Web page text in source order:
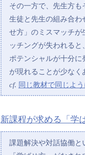
その一方で、先生方
生徒と先生の組み合
せ方」のミスマッチが
ッチングが失われる
ポテンシャルが十分
が現れることが少なく
cf. 同じ教材で同じよ
新課程が求める「学
課題解決や対話協働と